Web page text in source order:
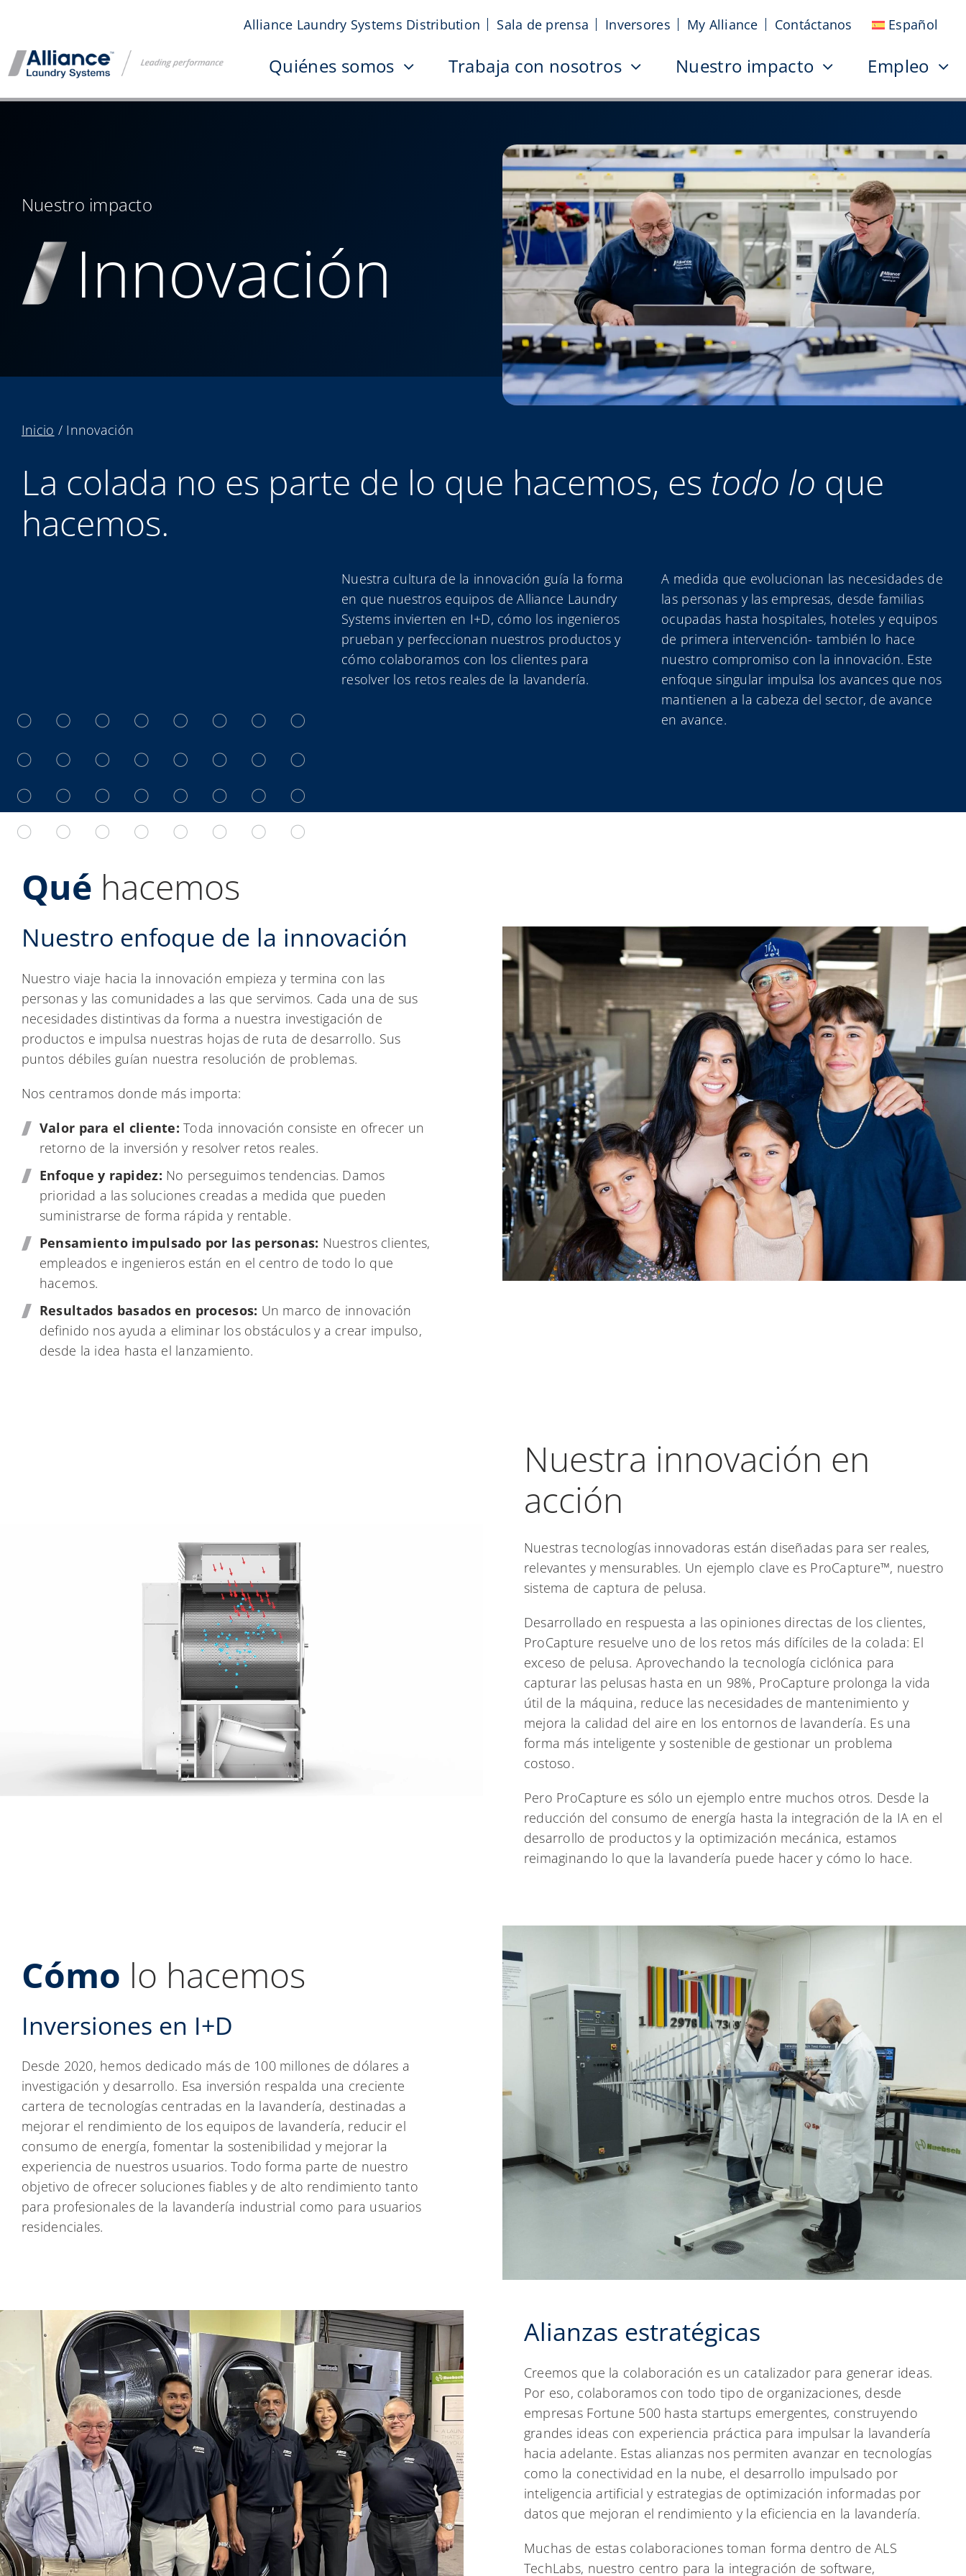
contenido
Alliance Laundry Systems Distribution Sala de prensa Inversores My Alliance Contáctanos Español
Quiénes somos Trabaja con nosotros Nuestro impacto Empleo
Nuestro impacto
Innovación
Inicio / Innovación
La colada no es parte de lo que hacemos, es todo lo que
hacemos.
Nuestra cultura de la innovación guía la forma
en que nuestros equipos de Alliance Laundry
Systems invierten en I+D, cómo los ingenieros
prueban y perfeccionan nuestros productos y
cómo colaboramos con los clientes para
resolver los retos reales de la lavandería.
A medida que evolucionan las necesidades de
las personas y las empresas, desde familias
ocupadas hasta hospitales, hoteles y equipos
de primera intervención- también lo hace
nuestro compromiso con la innovación. Este
enfoque singular impulsa los avances que nos
mantienen a la cabeza del sector, de avance
en avance.
Qué hacemos
Nuestro enfoque de la innovación
Nuestro viaje hacia la innovación empieza y termina con las
personas y las comunidades a las que servimos. Cada una de sus
necesidades distintivas da forma a nuestra investigación de
productos e impulsa nuestras hojas de ruta de desarrollo. Sus
puntos débiles guían nuestra resolución de problemas.
Nos centramos donde más importa:
Valor para el cliente: Toda innovación consiste en ofrecer un
retorno de la inversión y resolver retos reales.
Enfoque y rapidez: No perseguimos tendencias. Damos
prioridad a las soluciones creadas a medida que pueden
suministrarse de forma rápida y rentable.
Pensamiento impulsado por las personas: Nuestros clientes,
empleados e ingenieros están en el centro de todo lo que
hacemos.
Resultados basados en procesos: Un marco de innovación
definido nos ayuda a eliminar los obstáculos y a crear impulso,
desde la idea hasta el lanzamiento.
Nuestra innovación en
acción
Nuestras tecnologías innovadoras están diseñadas para ser reales,
relevantes y mensurables. Un ejemplo clave es ProCapture™, nuestro
sistema de captura de pelusa.
Desarrollado en respuesta a las opiniones directas de los clientes,
ProCapture resuelve uno de los retos más difíciles de la colada: El
exceso de pelusa. Aprovechando la tecnología ciclónica para
capturar las pelusas hasta en un 98%, ProCapture prolonga la vida
útil de la máquina, reduce las necesidades de mantenimiento y
mejora la calidad del aire en los entornos de lavandería. Es una
forma más inteligente y sostenible de gestionar un problema
costoso.
Pero ProCapture es sólo un ejemplo entre muchos otros. Desde la
reducción del consumo de energía hasta la integración de la IA en el
desarrollo de productos y la optimización mecánica, estamos
reimaginando lo que la lavandería puede hacer y cómo lo hace.
Cómo lo hacemos
Inversiones en I+D
Desde 2020, hemos dedicado más de 100 millones de dólares a
investigación y desarrollo. Esa inversión respalda una creciente
cartera de tecnologías centradas en la lavandería, destinadas a
mejorar el rendimiento de los equipos de lavandería, reducir el
consumo de energía, fomentar la sostenibilidad y mejorar la
experiencia de nuestros usuarios. Todo forma parte de nuestro
objetivo de ofrecer soluciones fiables y de alto rendimiento tanto
para profesionales de la lavandería industrial como para usuarios
residenciales.
Alianzas estratégicas
Creemos que la colaboración es un catalizador para generar ideas.
Por eso, colaboramos con todo tipo de organizaciones, desde
empresas Fortune 500 hasta startups emergentes, construyendo
grandes ideas con experiencia práctica para impulsar la lavandería
hacia adelante. Estas alianzas nos permiten avanzar en tecnologías
como la conectividad en la nube, el desarrollo impulsado por
inteligencia artificial y estrategias de optimización informadas por
datos que mejoran el rendimiento y la eficiencia en la lavandería.
Muchas de estas colaboraciones toman forma dentro de ALS
TechLabs, nuestro centro para la integración de software,